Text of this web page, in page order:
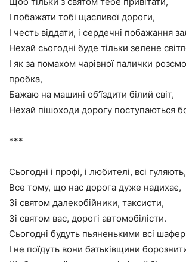
І побажати тобі щасливої дороги,
І честь віддати, і сердечні побажання
Нехай сьогодні буде тільки зелене
І як за помахом чарівної палички
пробка,
Бажаю на машині об’їздити білий світ,
Нехай пішоходи дорогу поступаються
***
Сьогодні і профі, і любителі, всі гуляють,
Все тому, що нас дорога дуже надихає,
Зі святом далекобійники, таксисти,
Зі святом вас, дорогі автомобілісти.
Сьогодні будуть пьяненькими всі
І не поїдуть вони батьківщини